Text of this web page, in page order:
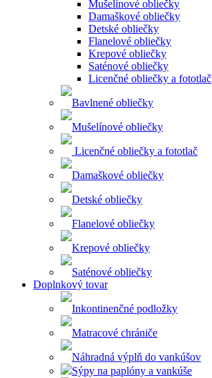
Mušelínové obliečky
Damaškové obliečky
Detské obliečky
Flanelové obliečky
Krepové obliečky
Saténové obliečky
Licenčné obliečky a fototlač
Bavlnené obliečky
Mušelínové obliečky
Licenčné obliečky a fototlač
Damaškové obliečky
Detské obliečky
Flanelové obliečky
Krepové obliečky
Saténové obliečky
Doplnkový tovar
Inkontinenčné podložky
Matracové chrániče
Náhradná výplň do vankúšov
Sýpy na paplóny a vankúše